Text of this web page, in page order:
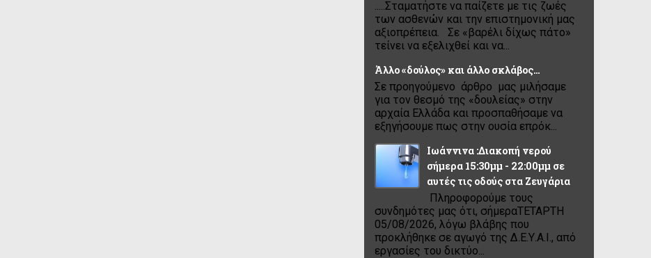
.....Σταματήστε να παίζετε με τις ζωές
των ασθενών και την επιστημονική μας
αξιοπρέπεια. Σε «βαρέλι δίχως πάτο»
τείνει να εξελιχθεί και να...
Άλλο «δούλος» και άλλο σκλάβος…
Σε προηγούμενο άρθρο μας μιλήσαμε
για τον θεσμό της «δουλείας» στην
αρχαία Ελλάδα και προσπαθήσαμε να
εξηγήσουμε πως στην ουσία επρόκ...
Ιωάννινα :Διακοπή νερού
σήμερα 15:30μμ - 22:00μμ σε
αυτές τις οδούς στα Ζευγάρια
Πληροφορούμε τους
συνδημότες μας ότι, σήμεραΤΕΤΑΡΤΗ
05/08/2026, λόγω βλάβης που
προκλήθηκε σε αγωγό της Δ.Ε.Υ.Α.Ι., από
εργασίες του δικτύο...